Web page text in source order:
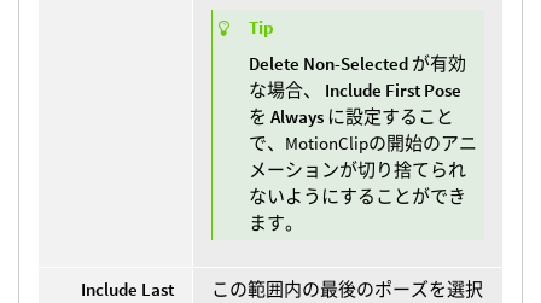
Tip
Delete Non-Selected が有効
な場合、 Include First Pose
を Always に設定すること
で、MotionClipの開始のアニ
メーションが切り捨てられ
ないようにすることができ
ます。
Include Last
この範囲内の最後のポーズを選択